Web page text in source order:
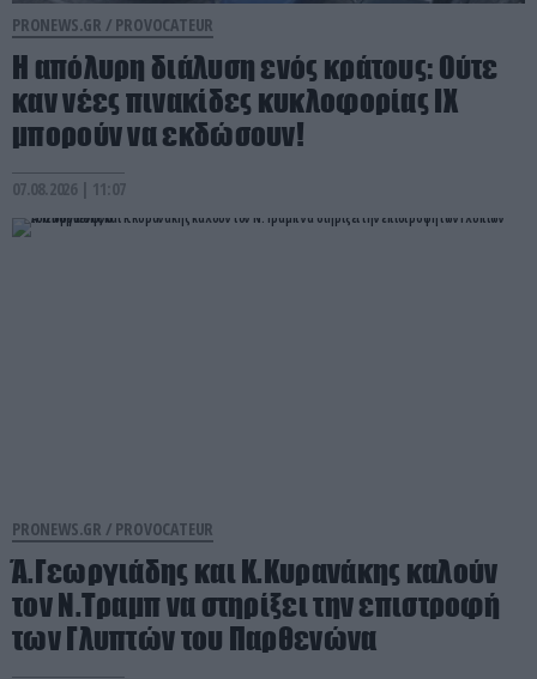
PRONEWS.GR / PROVOCATEUR
Η απόλυρη διάλυση ενός κράτους: Ούτε
καν νέες πινακίδες κυκλοφορίας ΙΧ
μπορούν να εκδώσουν!
07.08.2026 | 11:07
PRONEWS.GR / PROVOCATEUR
Ά.Γεωργιάδης και Κ.Κυρανάκης καλούν
τον Ν.Τραμπ να στηρίξει την επιστροφή
των Γλυπτών του Παρθενώνα